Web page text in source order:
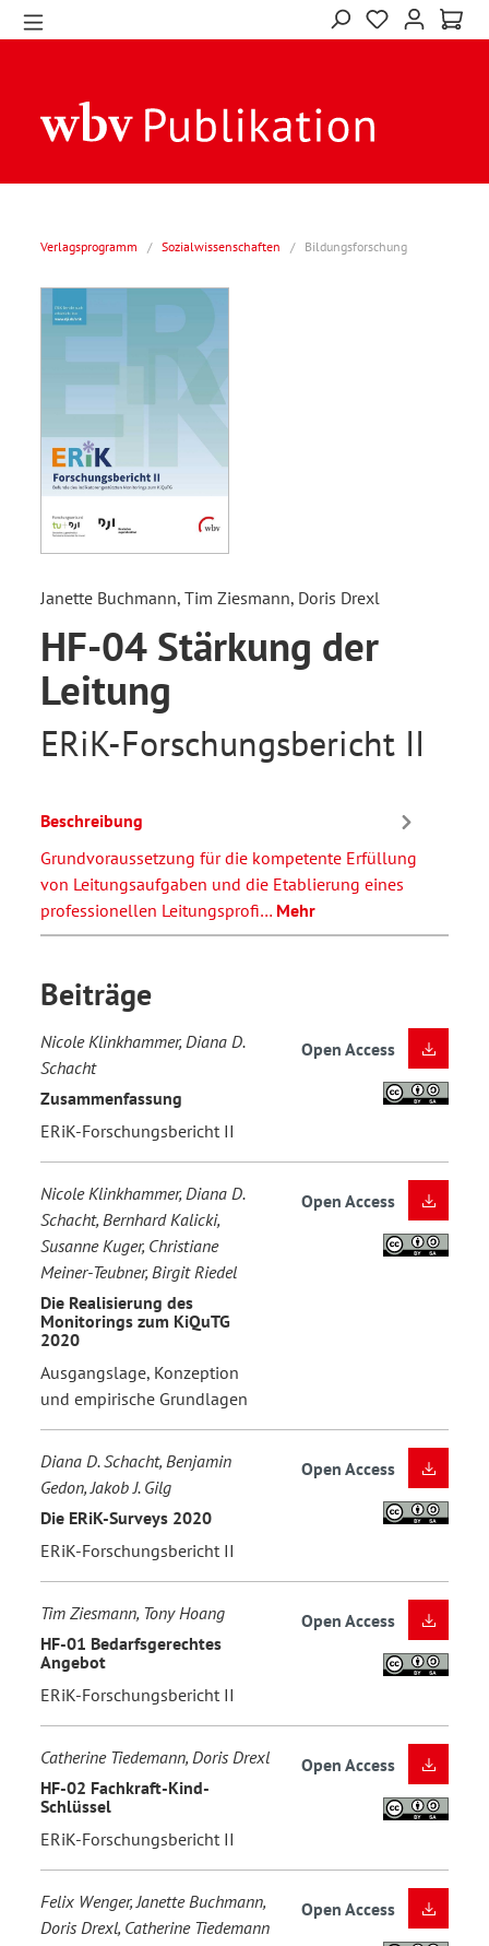
Verlagsprogramm / Sozialwissenschaften / Bildungsforschung
Janette Buchmann, Tim Ziesmann, Doris Drexl
HF-04 Stärkung der
Leitung
ERiK-Forschungsbericht II
Beschreibung
Grundvoraussetzung für die kompetente Erfüllung
von Leitungsaufgaben und die Etablierung eines
professionellen Leitungsprofi… Mehr
Beiträge
Nicole Klinkhammer, Diana D.
Schacht
Zusammenfassung
ERiK-Forschungsbericht II
Open Access
Nicole Klinkhammer, Diana D.
Schacht, Bernhard Kalicki,
Susanne Kuger, Christiane
Meiner-Teubner, Birgit Riedel
Die Realisierung des
Monitorings zum KiQuTG
2020
Ausgangslage, Konzeption
und empirische Grundlagen
Open Access
Diana D. Schacht, Benjamin
Gedon, Jakob J. Gilg
Die ERiK-Surveys 2020
ERiK-Forschungsbericht II
Open Access
Tim Ziesmann, Tony Hoang
HF-01 Bedarfsgerechtes
Angebot
ERiK-Forschungsbericht II
Open Access
Catherine Tiedemann, Doris Drexl
HF-02 Fachkraft-Kind-
Schlüssel
ERiK-Forschungsbericht II
Open Access
Felix Wenger, Janette Buchmann,
Doris Drexl, Catherine Tiedemann
Open Access